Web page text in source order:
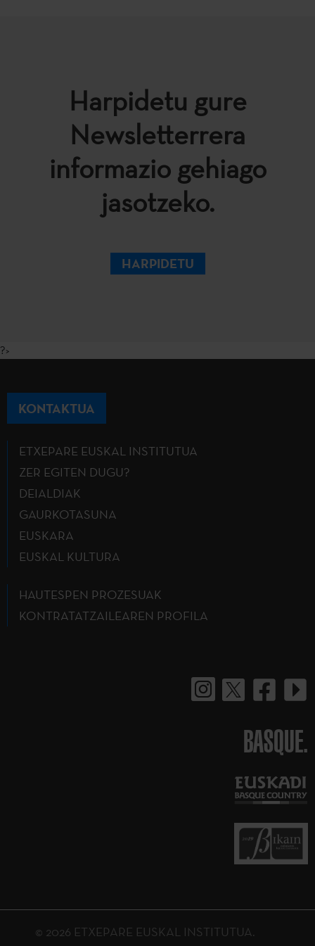
Harpidetu gure
Newsletterrera
informazio gehiago
jasotzeko.
HARPIDETU
?>
KONTAKTUA
ETXEPARE EUSKAL INSTITUTUA
ZER EGITEN DUGU?
DEIALDIAK
GAURKOTASUNA
EUSKARA
EUSKAL KULTURA
HAUTESPEN PROZESUAK
KONTRATATZAILEAREN PROFILA
BASQUE.
© 2026 ETXEPARE EUSKAL INSTITUTUA.